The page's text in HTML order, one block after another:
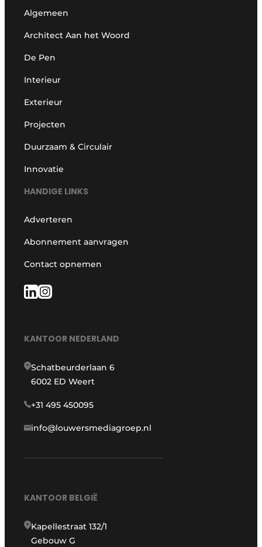
Algemeen
Architect Aan het Woord
De Pen
Interieur
Exterieur
Projecten
Duurzaam & Circulair
Innovatie
HANDIGE LINKS
Adverteren
Abonnement aanvragen
Contact opnemen
KANTOOR NEDERLAND
Schatbeurderlaan 6
6002 ED Weert
+31 495 450095
info@louwersmediagroep.nl
KANTOOR BELGIË
Kapellestraat 132/1
Gebouw G